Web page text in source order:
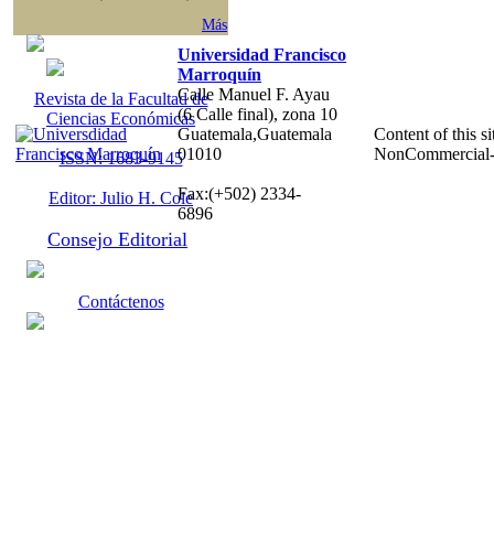
Más
Revista de la Facultad de
Ciencias Económicas
ISSN: 1683-9145
Editor: Julio H. Cole
Consejo Editorial
Contáctenos
Universidad Francisco
Marroquín
Calle Manuel F. Ayau
(6 Calle final), zona 10
Guatemala,Guatemala
01010
Fax:(+502) 2334-
6896
Content of this